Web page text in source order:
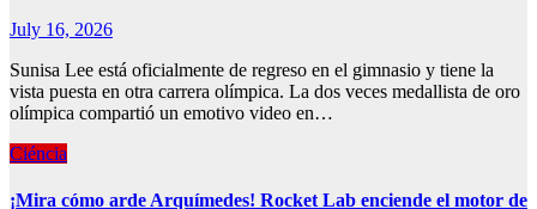
July 16, 2026
Sunisa Lee está oficialmente de regreso en el gimnasio y tiene la
vista puesta en otra carrera olímpica. La dos veces medallista de oro
olímpica compartió un emotivo video en…
Ciéncia
¡Mira cómo arde Arquímedes! Rocket Lab enciende el motor de